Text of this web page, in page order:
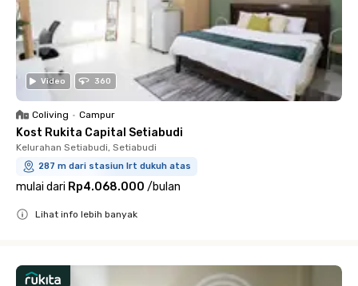
Video 360
Coliving • Campur
Kost Rukita Capital Setiabudi
Kelurahan Setiabudi, Setiabudi
287 m dari stasiun lrt dukuh atas
mulai dari Rp4.068.000 /bulan
Lihat info lebih banyak